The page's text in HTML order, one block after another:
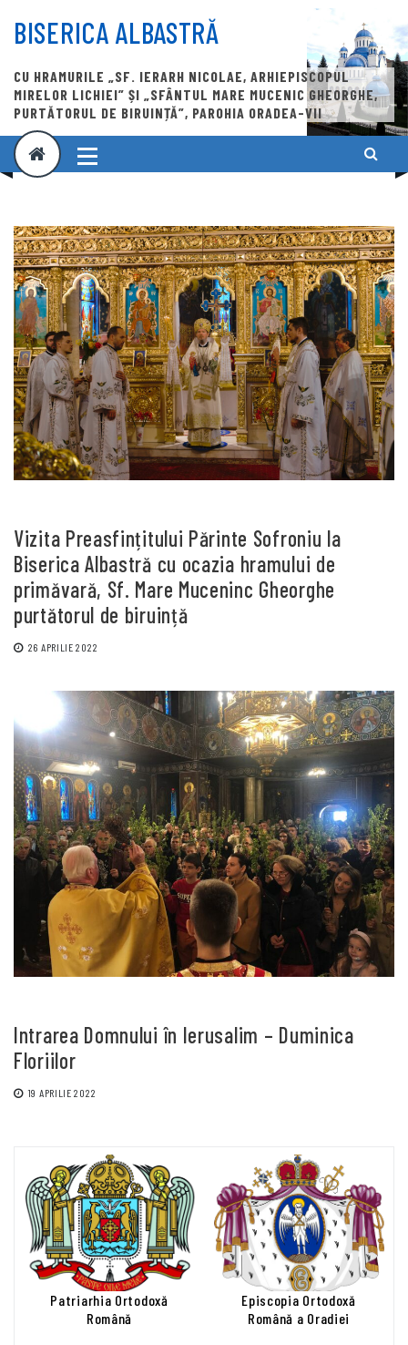
content
BISERICA ALBASTRĂ
CU HRAMURILE „SF. IERARH NICOLAE, ARHIEPISCOPUL
MIRELOR LICHIEI” ȘI „SFÂNTUL MARE MUCENIC GHEORGHE,
PURTĂTORUL DE BIRUINȚĂ”, PAROHIA ORADEA-VII
Vizita Preasfințitului Părinte Sofroniu la
Biserica Albastră cu ocazia hramului de
primăvară, Sf. Mare Muceninc Gheorghe
purtătorul de biruință
26 APRILIE 2022
Intrarea Domnului în Ierusalim – Duminica
Floriilor
19 APRILIE 2022
Patriarhia Ortodoxă
Română
Episcopia Ortodoxă
Română a Oradiei